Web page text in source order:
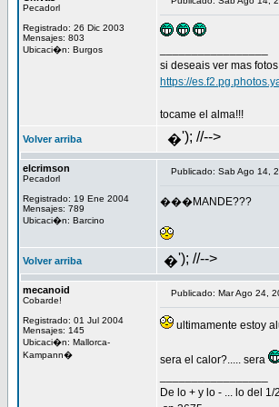
Pecadorl
Registrado: 26 Dic 2003
Mensajes: 803
Ubicaci�n: Burgos
si deseais ver mas
https://
tocame el alma!!!
Volver arriba �'); //-->
elcrimson
Pecadorl
Registrado: 19 Ene 2004
Mensajes: 789
Ubicaci�n: Barcino
Publicado: Sab Ago 14,
���MANDE???
Volver arriba �'); //-->
mecanoid
Cobarde!
Registrado: 01 Jul 2004
Mensajes: 145
Ubicaci�n: Mallorca-
Kampann�
Publicado: Mar Ago 24,
ultimamente estoy
sera el calor?..... sera
De lo + y lo - ... lo del 1/